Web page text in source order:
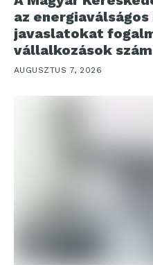
az
javaslatokat
vállalkozások
AUGUSZTUS 7, 2026